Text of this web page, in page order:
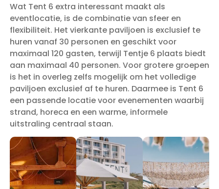
Wat Tent 6 extra interessant maakt als
eventlocatie, is de combinatie van sfeer en
flexibiliteit. Het vierkante paviljoen is exclusief te
huren vanaf 30 personen en geschikt voor
maximaal 120 gasten, terwijl Tentje 6 plaats biedt
aan maximaal 40 personen. Voor grotere groepen
is het in overleg zelfs mogelijk om het volledige
paviljoen exclusief af te huren. Daarmee is Tent 6
een passende locatie voor evenementen waarbij
strand, horeca en een warme, informele
uitstraling centraal staan.